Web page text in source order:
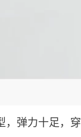
，弹力十足，穿